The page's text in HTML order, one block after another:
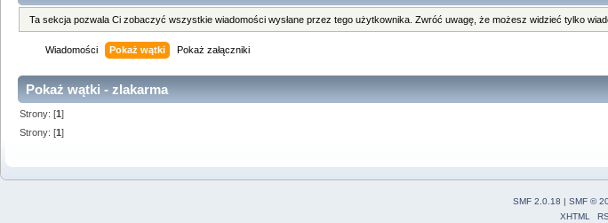
Ta sekcja pozwala Ci zobaczyć wszystkie wiadomości wysłane przez tego użytkownika. Zwróć uwagę, że możesz widzieć tylko
Wiadomości Pokaż wątki Pokaż załączniki
Pokaż wątki - zlakarma
Strony: [1]
Strony: [1]
SMF 2.0.18 SMF ©
XHTML